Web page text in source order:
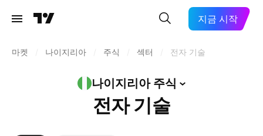
지금 시작
마켓 나이지리아 주식 섹터 전자 기술
나이지리아 주식
전자 기술